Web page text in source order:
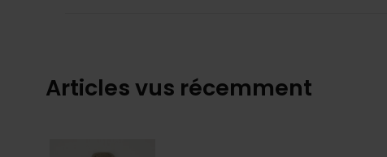
Articles vus récemment